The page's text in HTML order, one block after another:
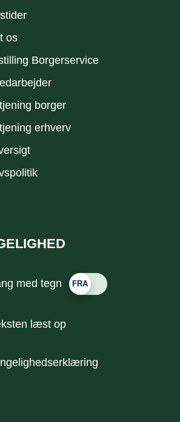
os
Borgerservice
borger
erhverv
med tegn
læst op